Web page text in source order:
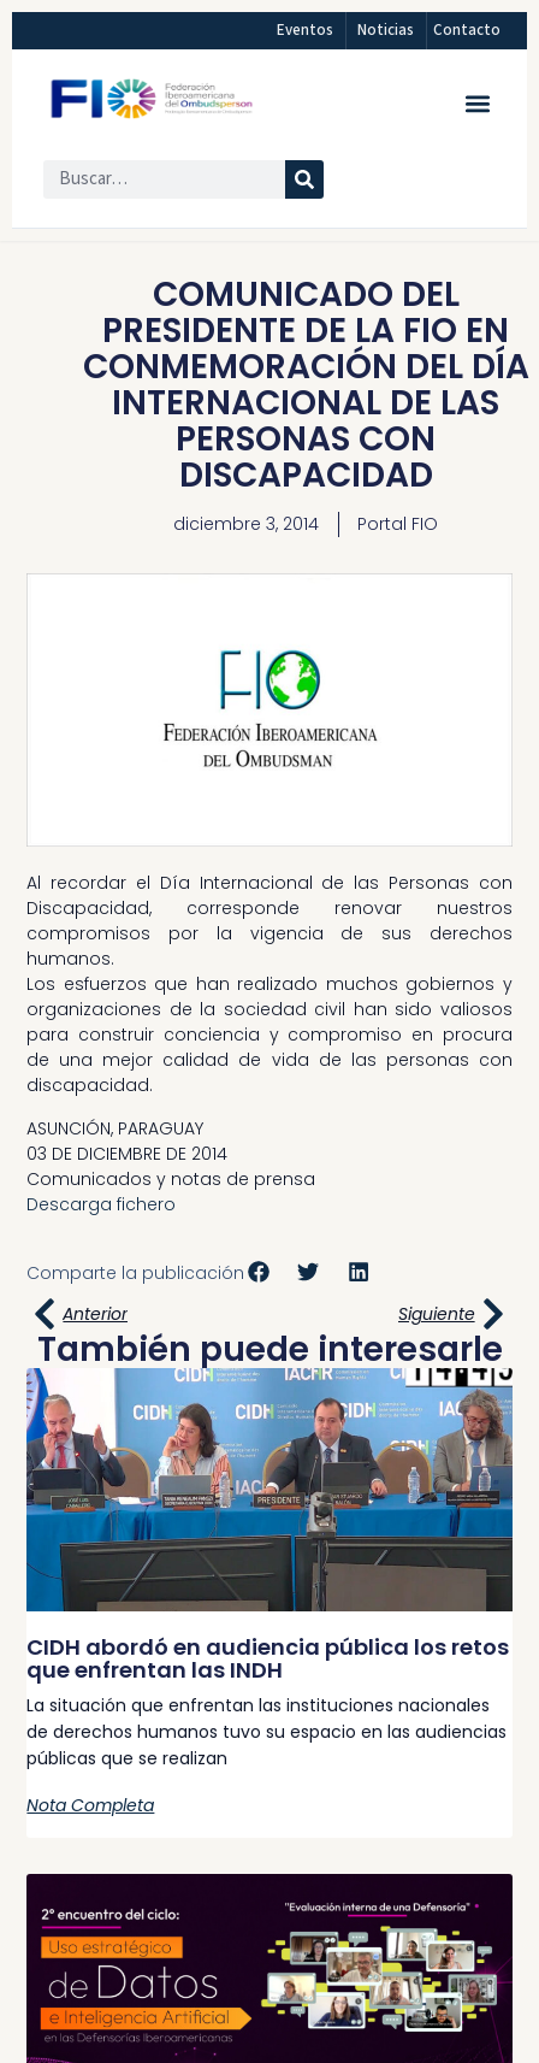
Eventos Noticias Contacto
COMUNICADO DEL
PRESIDENTE DE LA FIO EN
CONMEMORACIÓN DEL DÍA
INTERNACIONAL DE LAS
PERSONAS CON
DISCAPACIDAD
diciembre 3, 2014 Portal FIO
Al recordar el Día Internacional de las Personas con
Discapacidad, corresponde renovar nuestros
compromisos por la vigencia de sus derechos
humanos.
Los esfuerzos que han realizado muchos gobiernos y
organizaciones de la sociedad civil han sido valiosos
para construir conciencia y compromiso en procura
de una mejor calidad de vida de las personas con
discapacidad.
ASUNCIÓN, PARAGUAY
03 DE DICIEMBRE DE 2014
Comunicados y notas de prensa
Descarga fichero
Comparte la publicación
Anterior
Siguiente
También puede interesarle
CIDH abordó en audiencia pública los retos
que enfrentan las INDH
La situación que enfrentan las instituciones nacionales
de derechos humanos tuvo su espacio en las audiencias
públicas que se realizan
Nota Completa